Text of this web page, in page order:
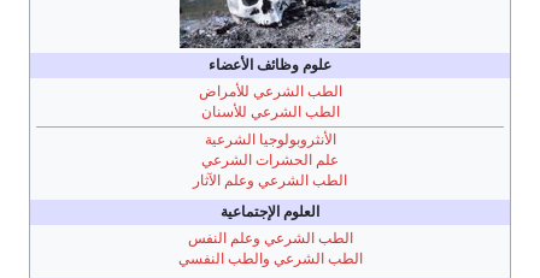
علوم وظائف الأعضاء
الطب الشرعي للأمراض
الطب الشرعي للأسنان
الأنثروبولوجيا الشرعية
علم الحشرات الشرعي
الطب الشرعي وعلم الآثار
العلوم الإجتماعية
الطب الشرعي وعلم النفس
الطب الشرعي والطب النفسي